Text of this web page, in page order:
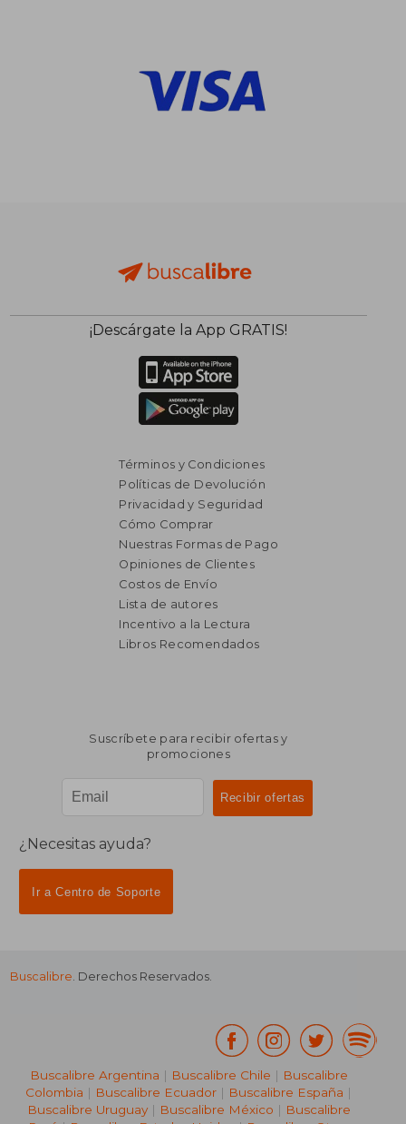
¡Descárgate la App GRATIS!
Términos y Condiciones
Políticas de Devolución
Privacidad y Seguridad
Cómo Comprar
Nuestras Formas de Pago
Opiniones de Clientes
Costos de Envío
Lista de autores
Incentivo a la Lectura
Libros Recomendados
Suscríbete para recibir ofertas y
promociones
¿Necesitas ayuda?
Ir a Centro de Soporte
Buscalibre. Derechos Reservados.
Buscalibre Argentina | Buscalibre Chile | Buscalibre
Colombia | Buscalibre Ecuador | Buscalibre España |
Buscalibre Uruguay| Buscalibre México | Buscalibre